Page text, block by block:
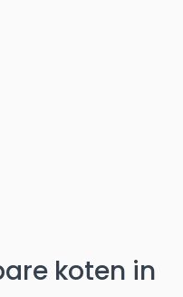
koten in